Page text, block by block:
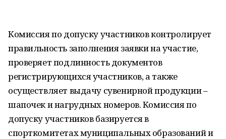
Комиссия по допуску участников контролирует
правильность заполнения заявки на участие,
проверяет подлинность документов
регистрирующихся участников, а также
осуществляет выдачу сувенирной продукции –
шапочек и нагрудных номеров. Комиссия по
допуску участников базируется в
спорткомитетах муниципальных образований и